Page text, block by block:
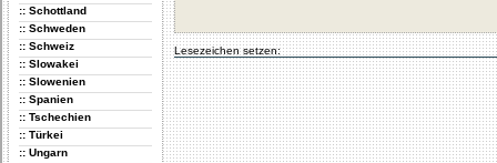
:: Schottland
:: Schweden
:: Schweiz
:: Slowakei
:: Slowenien
:: Spanien
:: Tschechien
:: Türkei
:: Ungarn
Lesezeichen setzen:
Delicious Digg Facebook Furl StudiVZ